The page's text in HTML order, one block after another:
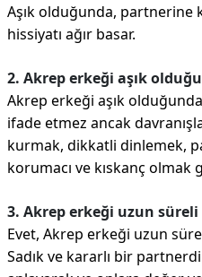
Aşık olduğunda, partnerine
hissiyatı ağır basar.
2. Akrep erkeği aşık
Akrep erkeği aşık
ifade etmez ancak
kurmak, dikkatli dinlemek,
korumacı ve kıskanç olmak
3. Akrep erkeği uzun
Evet, Akrep erkeği uzun
Sadık ve kararlı bir